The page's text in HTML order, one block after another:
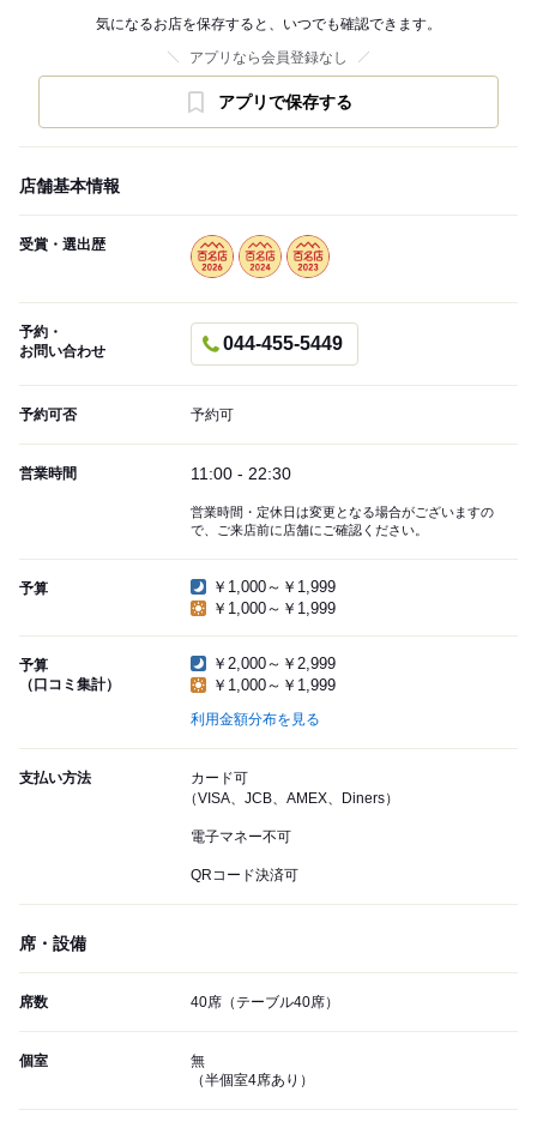
気になるお店を保存すると、いつでも確認できます。
アプリなら会員登録なし
アプリで保存する
店舗基本情報
受賞・選出歴
予約・
お問い合わせ
044-455-5449
予約可否 予約可
営業時間 11:00 - 22:30
営業時間・定休日は変更となる場合がございますの
で、ご来店前に店舗にご確認ください。
予算
￥1,000～￥1,999
￥1,000～￥1,999
予算
（口コミ集計）
￥2,000～￥2,999
￥1,000～￥1,999
利用金額分布を見る
支払い方法
カード可
（VISA、JCB、AMEX、Diners）
電子マネー不可
QRコード決済可
席・設備
席数 40席（テーブル40席）
個室
無
（半個室4席あり）